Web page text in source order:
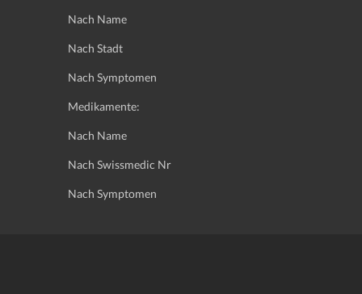
Nach Name
Nach Stadt
Nach Symptomen
Medikamente:
Nach Name
Nach Swissmedic Nr
Nach Symptomen